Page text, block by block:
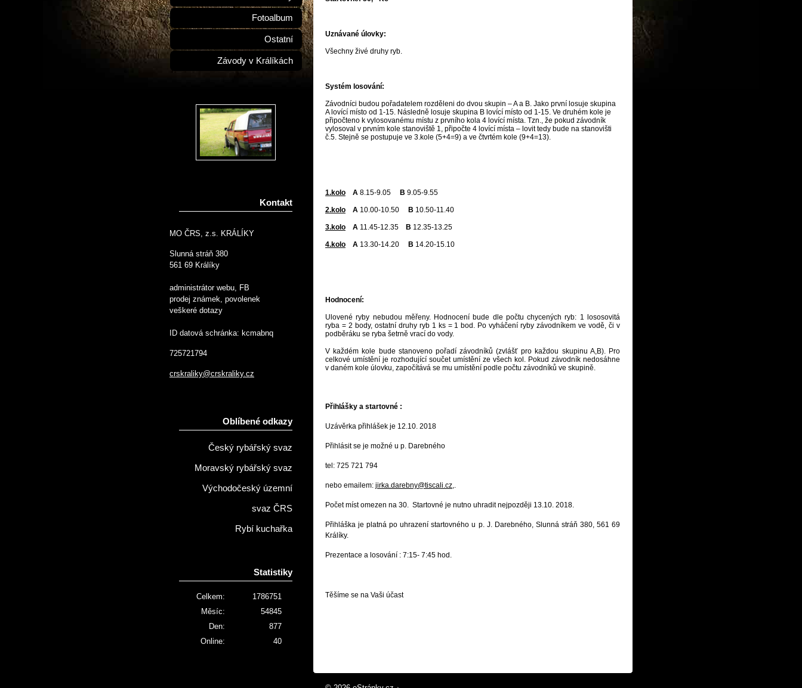
Uznávané úlovky:
Všechny živé druhy ryb.
Systém losování:
Závodníci budou pořadatelem rozděleni do dvou skupin – A a B. Jako první losuje skupina
A lovící místo od 1-15. Následně losuje skupina B lovící místo od 1-15. Ve druhém kole je
připočteno k vylosovanému místu z prvního kola 4 lovící místa. Tzn., že pokud závodník
vylosoval v prvním kole stanoviště 1, připočte 4 lovící místa – lovit tedy bude na stanovišti
č.5. Stejně se postupuje ve 3.kole (5+4=9) a ve čtvrtém kole (9+4=13).
1.kolo A 8.15-9.05 B 9.05-9.55
2.kolo A 10.00-10.50 B 10.50-11.40
3.kolo A 11.45-12.35 B 12.35-13.25
4.kolo A 13.30-14.20 B 14.20-15.10
Hodnocení:
Ulovené ryby nebudou měřeny. Hodnocení bude dle počtu chycených ryb: 1 lososovitá
ryba = 2 body, ostatní druhy ryb 1 ks = 1 bod. Po vyháčení ryby závodníkem ve vodě, či v
podběráku se ryba šetrně vrací do vody.
V každém kole bude stanoveno pořadí závodníků (zvlášť pro každou skupinu A,B). Pro
celkové umístění je rozhodující součet umístění ze všech kol. Pokud závodník nedosáhne
v daném kole úlovku, započítává se mu umístění podle počtu závodníků ve skupině.
Přihlášky a startovné :
Uzávěrka přihlášek je 12.10. 2018
Přihlásit se je možné u p. Darebného
tel: 725 721 794
nebo emailem: jirka.darebny@tiscali.cz,.
Počet míst omezen na 30. Startovné je nutno uhradit nejpozději 13.10. 2018.
Přihláška je platná po uhrazení startovného u p. J. Darebného, Slunná stráň 380, 561 69
Králíky.
Prezentace a losování : 7:15- 7:45 hod.
Těšíme se na Vaši účast
Fotoalbum
Ostatní
Závody v Králíkách
Kontakt
MO ČRS, z.s. KRÁLÍKY
Slunná stráň 380
561 69 Králíky
administrátor webu, FB
prodej známek, povolenek
veškeré dotazy
ID datová schránka: kcmabnq
725721794
crskraliky@crskraliky.cz
Oblíbené odkazy
Český rybářský svaz
Moravský rybářský svaz
Východočeský územní
svaz ČRS
Rybí kuchařka
Statistiky
Online: 40
Celkem:
1786751
Měsíc:
54845
Den:
877